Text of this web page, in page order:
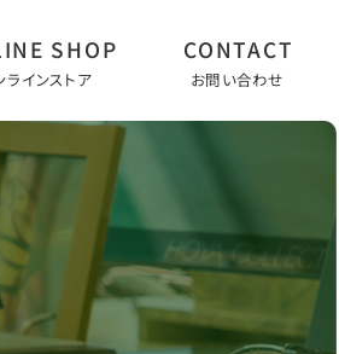
ラインストア お問い合わせ